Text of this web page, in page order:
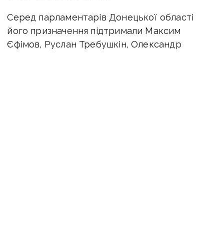
Серед парламентарів Донецької області
його призначення підтримали Максим
Єфімов, Руслан Требушкін, Олександр